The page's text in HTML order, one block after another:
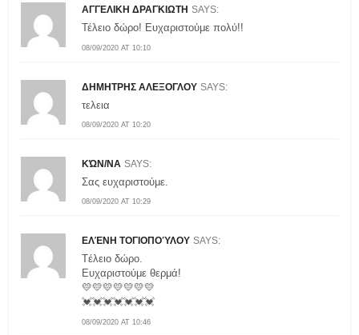
ΑΓΓΕΛΙΚΗ ΔΡΑΓΚΙΩΤΗ SAYS:
08/09/2020 AT 10:10
Τέλειο δώρο! Ευχαριστούμε πολύ!!
ΔΗΜΗΤΡΗΣ ΑΛΕΞΟΓΛΟΥ SAYS:
08/09/2020 AT 10:20
τελεια
ΚΏΝ/ΝΑ SAYS:
08/09/2020 AT 10:29
Σας ευχαριστούμε.
ΕΛΈΝΗ ΤΟΓΙΟΠΟΎΛΟΥ SAYS:
08/09/2020 AT 10:46
Tέλειο δώρο.
Ευχαριστούμε θερμά!
💛💛💛💛💛💛💛
💓💓💓💓💓💓💓